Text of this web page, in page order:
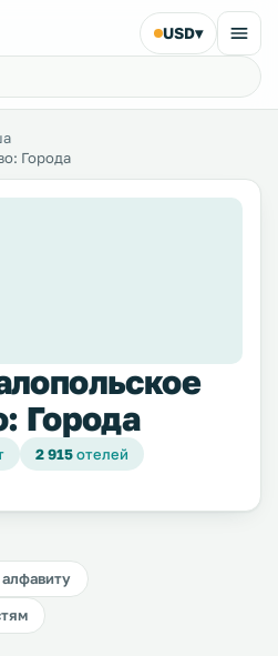
USD▾
Города
Города
2 915отелей